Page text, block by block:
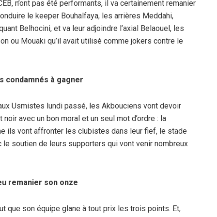
n’ont pas été performants, il va certainement remanier
le keeper Bouhalfaya, les arrières Meddahi,
Belhocini, et va leur adjoindre l’axial Belaouel, les
ou Mouaki qu’il avait utilisé comme jokers contre le
condamnés à gagner
Usmistes lundi passé, les Akbouciens vont devoir
avec un bon moral et un seul mot d’ordre : la
ils vont affronter les clubistes dans leur fief, le stade
soutien de leurs supporters qui vont venir nombreux
remanier son onze
que son équipe glane à tout prix les trois points. Et,